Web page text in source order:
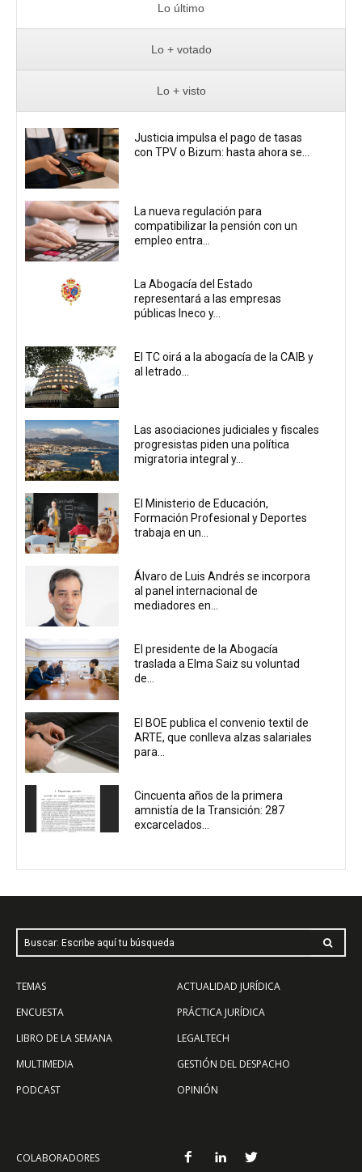
Lo último
Lo + votado
Lo + visto
Justicia impulsa el pago de tasas
con TPV o Bizum: hasta ahora se...
La nueva regulación para
compatibilizar la pensión con un
empleo entra...
La Abogacía del Estado
representará a las empresas
públicas Ineco y...
El TC oirá a la abogacía de la CAIB y
al letrado...
Las asociaciones judiciales y fiscales
progresistas piden una política
migratoria integral y...
El Ministerio de Educación,
Formación Profesional y Deportes
trabaja en un...
Álvaro de Luis Andrés se incorpora
al panel internacional de
mediadores en...
El presidente de la Abogacía
traslada a Elma Saiz su voluntad
de...
El BOE publica el convenio textil de
ARTE, que conlleva alzas salariales
para...
Cincuenta años de la primera
amnistía de la Transición: 287
excarcelados...
Buscar: Escribe aquí tu búsqueda
TEMAS
ENCUESTA
LIBRO DE LA SEMANA
MULTIMEDIA
PODCAST
ACTUALIDAD JURÍDICA
PRÁCTICA JURÍDICA
LEGALTECH
GESTIÓN DEL DESPACHO
OPINIÓN
COLABORADORES